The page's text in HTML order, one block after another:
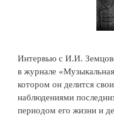
Интервью с И.И.
в журнале
котором он делится
наблюдениями
периодом его жизни и